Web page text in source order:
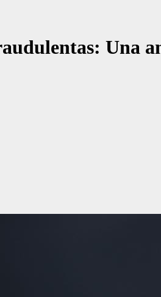
Una